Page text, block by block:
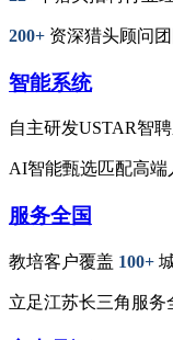
200+ 资深猎头顾问
智能系统
自主研发USTAR智
AI智能甄选匹配高端
服务全国
教培客户覆盖 100+
立足江苏长三角服务